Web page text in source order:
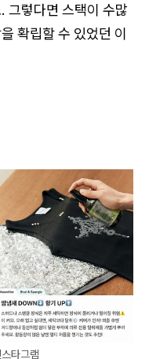
그렇다면 스택이 수많
확립할 수 있었던 이
타그램